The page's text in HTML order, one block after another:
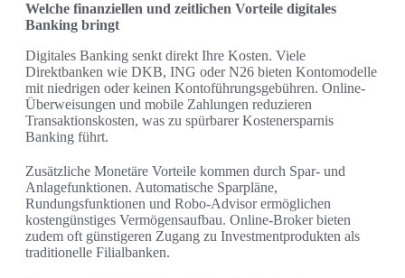
Welche finanziellen und zeitlichen Vorteile digitales
Banking bringt
Digitales Banking senkt direkt Ihre Kosten. Viele
Direktbanken wie DKB, ING oder N26 bieten Kontomodelle
mit niedrigen oder keinen Kontoführungsgebühren. Online-
Überweisungen und mobile Zahlungen reduzieren
Transaktionskosten, was zu spürbarer Kostenersparnis
Banking führt.
Zusätzliche Monetäre Vorteile kommen durch Spar- und
Anlagefunktionen. Automatische Sparpläne,
Rundungsfunktionen und Robo-Advisor ermöglichen
kostengünstiges Vermögensaufbau. Online-Broker bieten
zudem oft günstigeren Zugang zu Investmentprodukten als
traditionelle Filialbanken.